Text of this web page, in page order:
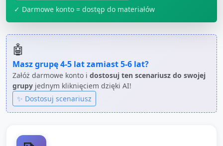
✓ Darmowe konto = dostęp do materiałów
🤖
Masz grupę4-5 latzamiast5-6 lat?
Załóż darmowe konto i dostosuj ten scenariusz do swojej
grupy jednym kliknięciem dzięki AI!
✨ Dostosuj scenariusz